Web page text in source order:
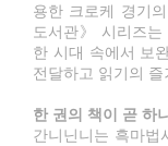
용한 크로케 경기
도서관》 시리즈
한 시대 속에서 보
전달하고 읽기의
한 권의 책이 곧 하
간니닌니는 흑마